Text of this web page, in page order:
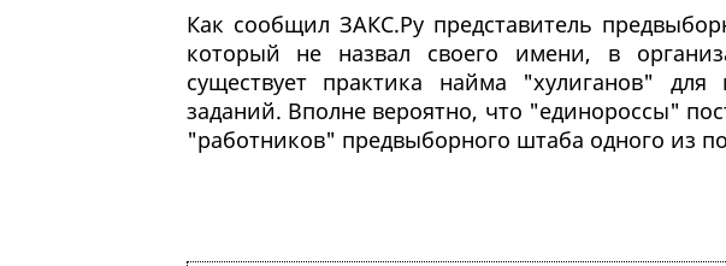
Как сообщил ЗАКС.Ру представитель
который не назвал своего имени, в
существует практика найма "хулиганов"
заданий. Вполне вероятно, что "единороссы"
"работников" предвыборного штаба одного из